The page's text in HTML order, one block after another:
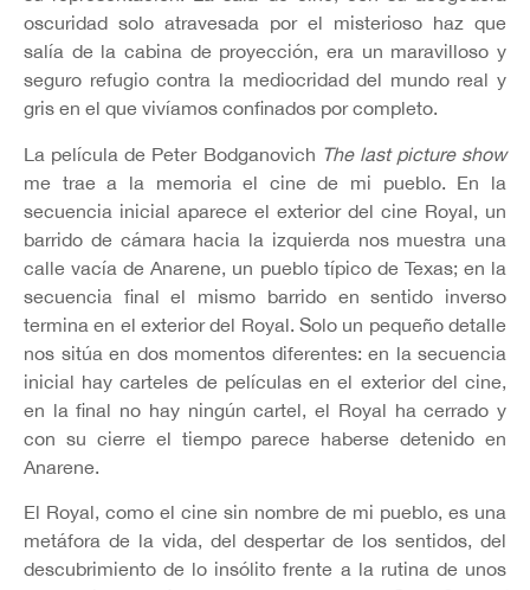
oscuridad solo atravesada por el misterioso haz que
salía de la cabina de proyección, era un maravilloso y
seguro refugio contra la mediocridad del mundo real y
gris en el que vivíamos confinados por completo.
La película de Peter Bodganovich The last picture show
me trae a la memoria el cine de mi pueblo. En la
secuencia inicial aparece el exterior del cine Royal, un
barrido de cámara hacia la izquierda nos muestra una
calle vacía de Anarene, un pueblo típico de Texas; en la
secuencia final el mismo barrido en sentido inverso
termina en el exterior del Royal. Solo un pequeño detalle
nos sitúa en dos momentos diferentes: en la secuencia
inicial hay carteles de películas en el exterior del cine,
en la final no hay ningún cartel, el Royal ha cerrado y
con su cierre el tiempo parece haberse detenido en
Anarene.
El Royal, como el cine sin nombre de mi pueblo, es una
metáfora de la vida, del despertar de los sentidos, del
descubrimiento de lo insólito frente a la rutina de unos